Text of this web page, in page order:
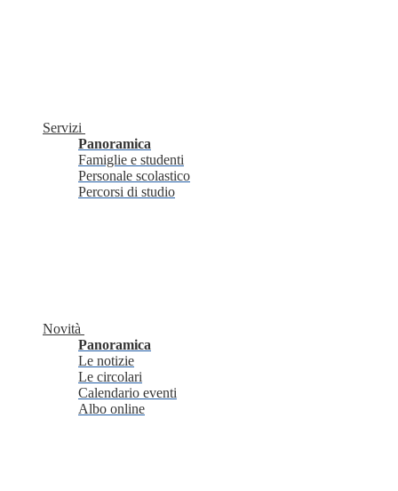
Servizi
Panoramica
Famiglie e studenti
Personale scolastico
Percorsi di studio
Novità
Panoramica
Le notizie
Le circolari
Calendario eventi
Albo online